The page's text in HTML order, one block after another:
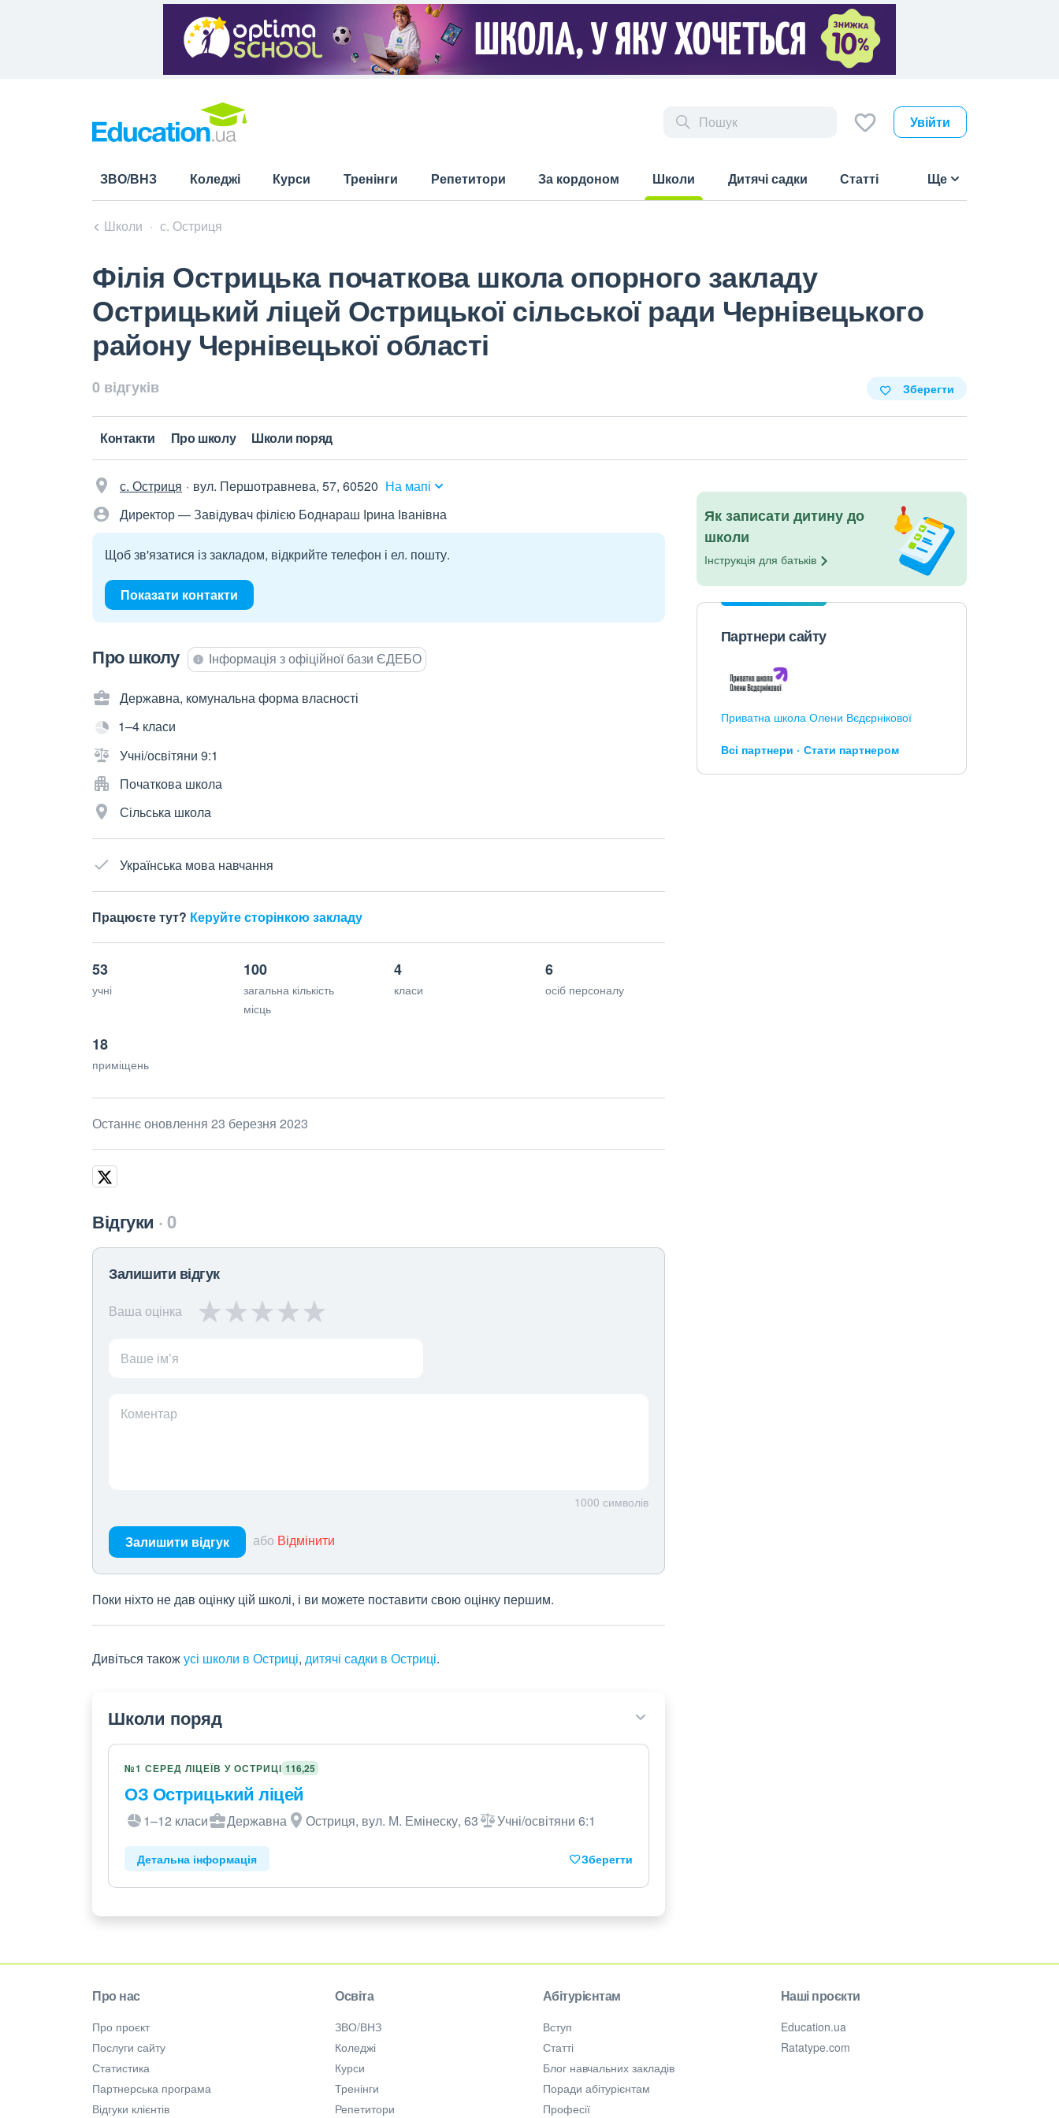
Увійти
ЗВО/ВНЗ Коледжі Курси Тренінги Репетитори За кордоном
Школи
Дитячі садки Статті Ще
Школи с. Остриця
Філія Острицька початкова школа опорного закладу
Острицький ліцей Острицької сільської ради Чернівецького
району Чернівецької області
0 відгуків Зберегти
Контакти Про школу Школи поряд
с. Остриця вул. Першотравнева, 57, 60520 На мапі
Директор — Завідувач філією Боднараш Ірина Іванівна
Щоб зв'язатися із закладом, відкрийте телефон і ел. пошту.
Показати контакти
Про школу Інформація з офіційної бази ЄДЕБО
Державна, комунальна форма власності
1–4 класи
Учні/освітяни 9:1
Початкова школа
Сільська школа
Українська мова навчання
Працюєте тут? Керуйте сторінкою закладу
53
учні
100
загальна кількість
місць
4
класи
6
осіб персоналу
18
приміщень
Останнє оновлення 23 березня 2023
Відгуки 0
Залишити відгук
Ваша оцінка
Ваше ім’я
Коментар
1000 символів
Залишити відгук або Відмінити
Поки ніхто не дав оцінку цій школі, і ви можете поставити свою оцінку першим.
Дивіться такожусі школи в Остриці, дитячі садки в Остриці.
Школи поряд
№1 СЕРЕД ЛІЦЕЇВ У ОСТРИЦІ 116,25
ОЗ Острицький ліцей
1–12 класи Державна Остриця, вул. М. Емінеску, 63 Учні/освітяни 6:1
Детальна інформація Зберегти
Як записати дитину до
школи
Інструкція для батьків
Партнери сайту
Приватна школа Олени Вєдєрнікової
Всі партнери Стати партнером
Про нас
Про проєкт
Послуги сайту
Статистика
Партнерська програма
Відгуки клієнтів
Освіта
ЗВО/ВНЗ
Коледжі
Курси
Тренінги
Репетитори
Абітурієнтам
Вступ
Статті
Блог навчальних закладів
Поради абітурієнтам
Професії
Наші проєкти
Education.ua
Ratatype.com